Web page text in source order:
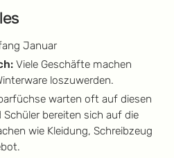
Januar
Viele Geschäfte machen
loszuwerden.
warten oft auf diesen
bereiten sich auf die
wie Kleidung, Schreibzeug